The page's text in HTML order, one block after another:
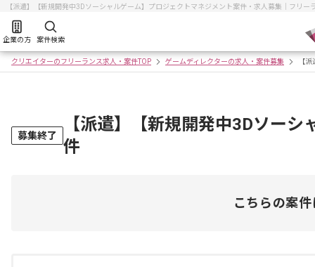
【派遣】【新規開発中3Dソーシャルゲーム】プロジェクトマネジメント案件・求人募集｜フリ
企業の方 案件検索
クリエイターのフリーランス求人・案件TOP ゲームディレクターの求人・案件募集 【
募集終了
【派遣】【新規開発中3Dソー
件
こちらの案